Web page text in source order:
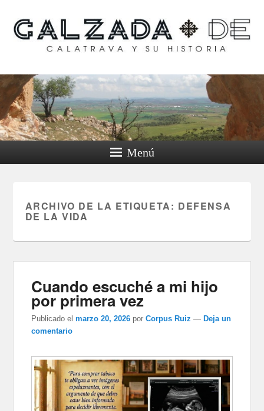
Calzada de Calatrava y
su historia
Menú
ARCHIVO DE LA ETIQUETA: DEFENSA
DE LA VIDA
Cuando escuché a mi hijo
por primera vez
Publicado el marzo 20, 2026 porCorpus Ruiz — Deja un
comentario